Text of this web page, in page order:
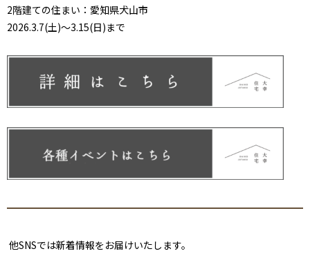
2階建ての住まい：愛知県犬山市
2026.3.7(土)～3.15(日)まで
他SNSでは新着情報をお届けいたします。